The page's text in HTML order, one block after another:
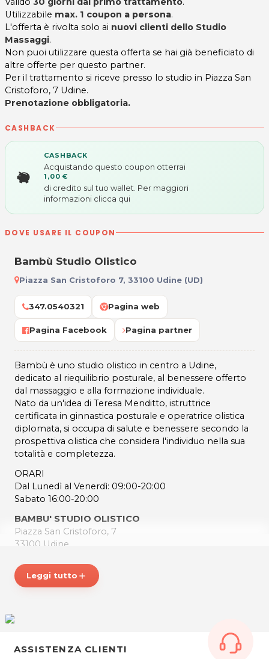
Utilizzabile max. 1 coupon a persona.
L'offerta è rivolta solo ai nuovi clienti dello Studio
Massaggi.
Non puoi utilizzare questa offerta se hai già beneficiato di
altre offerte per questo partner.
Per il trattamento si riceve presso lo studio in Piazza San
Cristoforo, 7 Udine.
Prenotazione obbligatoria.
CASHBACK
CASHBACK
Acquistando questo coupon otterrai
1,00 €
di credito sul tuo wallet. Per maggiori
informazioni clicca qui
DOVE USARE IL COUPON
Bambù Studio Olistico
Piazza San Cristoforo 7, 33100 Udine (UD)
347.0540321 Pagina web
Pagina Facebook Pagina partner
Bambù è uno studio olistico in centro a Udine,
dedicato al riequilibrio posturale, al benessere offerto
dal massaggio e alla formazione individuale.
Nato da un'idea di Teresa Menditto, istruttrice
certificata in ginnastica posturale e operatrice olistica
diplomata, si occupa di salute e benessere secondo la
prospettiva olistica che considera l'individuo nella sua
totalità e completezza.
ORARI
Dal Lunedì al Venerdì: 09:00-20:00
Sabato 16:00-20:00
BAMBU' STUDIO OLISTICO
Piazza San Cristoforo, 7
33100 Udine
P.IVA 02960340301
Per ulteriori informazioni sull'offerta o sulle modalità di
Leggi tutto add
ASSISTENZA CLIENTI